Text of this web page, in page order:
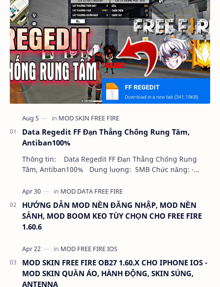
Data Regedit FF Đạn Thẳng Chống Rung Tâm,
Antiban100%
Thông tin: Data Regedit FF Đạn Thẳng Chống Rung
Tâm, Antiban100% Dung lượng: 5MB Chức năng: -
HƯỚNG DẪN MOD NỀN ĐĂNG NHẬP, MOD NỀN
SẢNH, MOD BOOM KEO TÙY CHỌN CHO FREE FIRE
1.60.6
MOD SKIN FREE FIRE OB27 1.60.X CHO IPHONE IOS -
MOD SKIN QUẦN ÁO, HÀNH ĐỘNG, SKIN SÚNG,
ANTENNA